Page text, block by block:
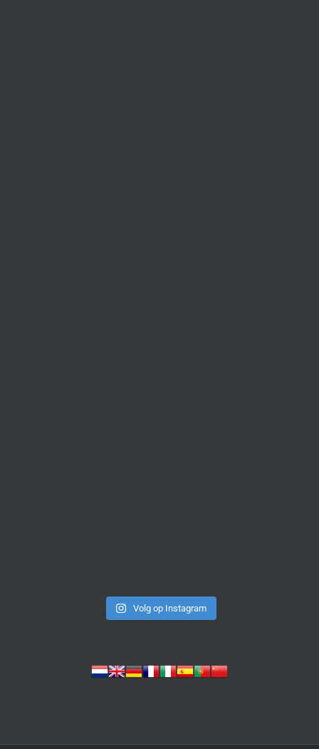
Volg op Instagram